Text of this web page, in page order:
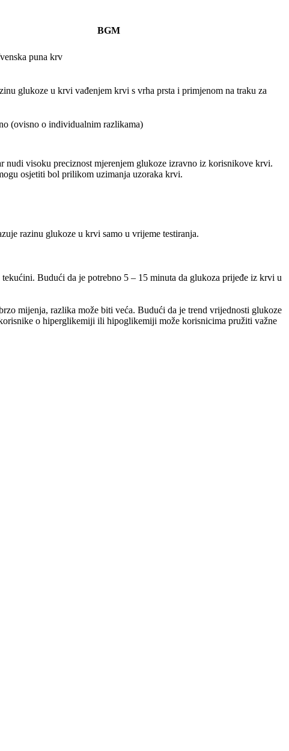
BGM
puna krv
glukoze u krvi vađenjem krvi s vrha prsta i primjenom na traku za
(ovisno o individualnim razlikama)
nudi visoku preciznost mjerenjem glukoze izravno iz korisnikove krvi.
osjetiti bol prilikom uzimanja uzoraka krvi.
razinu glukoze u krvi samo u vrijeme testiranja.
Budući da je potrebno 5 – 15 minuta da glukoza prijeđe iz krvi u
mijenja, razlika može biti veća. Budući da je trend vrijednosti glukoze
o hiperglikemiji ili hipoglikemiji može korisnicima pružiti važne